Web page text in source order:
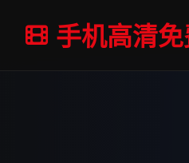
手机高清